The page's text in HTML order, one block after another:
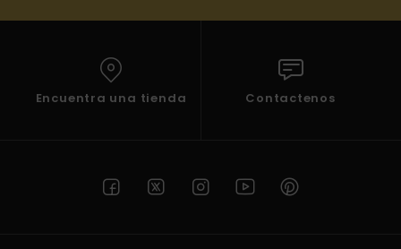
Encuentra una tienda Contactenos